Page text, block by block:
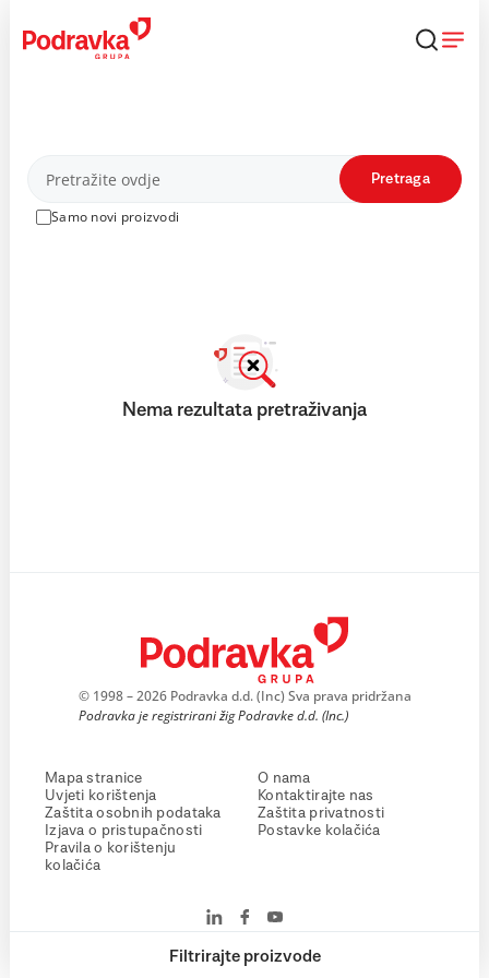
content
Proizvodi
Samo novi proizvodi
Pretraga
Filtrirajte proizvode
Nema rezultata pretraživanja
© 1998 – 2026 Podravka d.d. (Inc) Sva prava pridržana
Podravka je registrirani žig Podravke d.d. (Inc.)
Mapa stranice
Uvjeti korištenja
Zaštita osobnih podataka
Izjava o pristupačnosti
Pravila o korištenju
kolačića
O nama
Kontaktirajte nas
Zaštita privatnosti
Postavke kolačića